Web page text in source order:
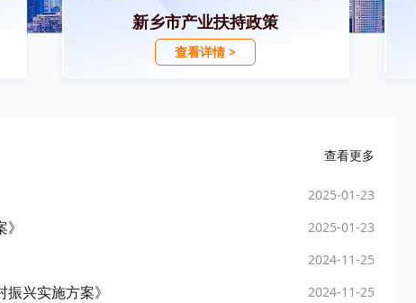
新乡市产业扶持政策
查看详情 >
查看更多
2025-01-23
2025-01-23
2024-11-25
兴实施方案》 2024-11-25